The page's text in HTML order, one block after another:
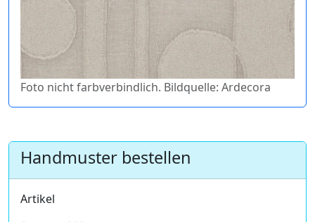
Foto nicht farbverbindlich. Bildquelle: Ardecora
Handmuster bestellen
Artikel